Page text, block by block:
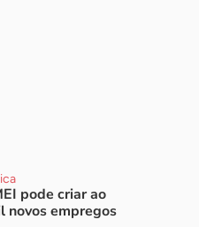
pode criar ao
novos empregos